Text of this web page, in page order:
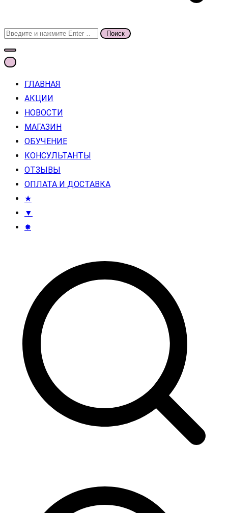
Поиск
для:
ГЛАВНАЯ
АКЦИИ
НОВОСТИ
МАГАЗИН
ОБУЧЕНИЕ
КОНСУЛЬТАНТЫ
ОТЗЫВЫ
ОПЛАТА И ДОСТАВКА
★
▼
✸